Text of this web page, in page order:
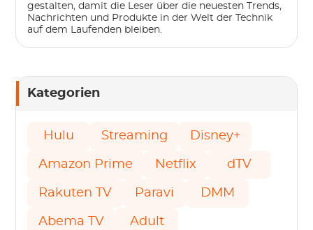
gestalten, damit die Leser über die neuesten Trends,
Nachrichten und Produkte in der Welt der Technik
auf dem Laufenden bleiben.
Kategorien
Hulu Streaming Disney+
Amazon Prime Netflix dTV
Rakuten TV Paravi DMM
Abema TV Adult